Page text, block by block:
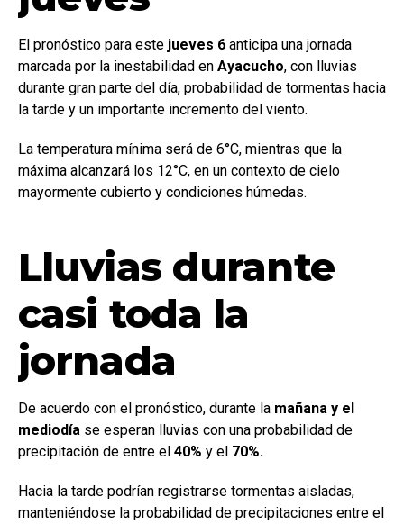
El pronóstico para este jueves 6 anticipa una jornada
marcada por la inestabilidad en Ayacucho, con lluvias
durante gran parte del día, probabilidad de tormentas hacia
la tarde y un importante incremento del viento.
La temperatura mínima será de 6°C, mientras que la
máxima alcanzará los 12°C, en un contexto de cielo
mayormente cubierto y condiciones húmedas.
Lluvias durante
casi toda la
jornada
De acuerdo con el pronóstico, durante la mañana y el
mediodía se esperan lluvias con una probabilidad de
precipitación de entre el 40% y el 70%.
Hacia la tarde podrían registrarse tormentas aisladas,
manteniéndose la probabilidad de precipitaciones entre el